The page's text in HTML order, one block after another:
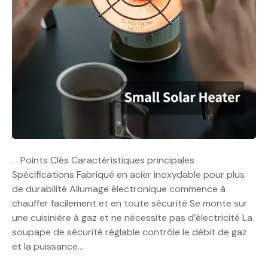
. . Points Clés Caractéristiques principales
Spécifications Fabriqué en acier inoxydable pour plus
de durabilité Allumage électronique commence à
chauffer facilement et en toute sécurité Se monte sur
une cuisinière à gaz et ne nécessite pas d’électricité La
soupape de sécurité réglable contrôle le débit de gaz
et la puissance…